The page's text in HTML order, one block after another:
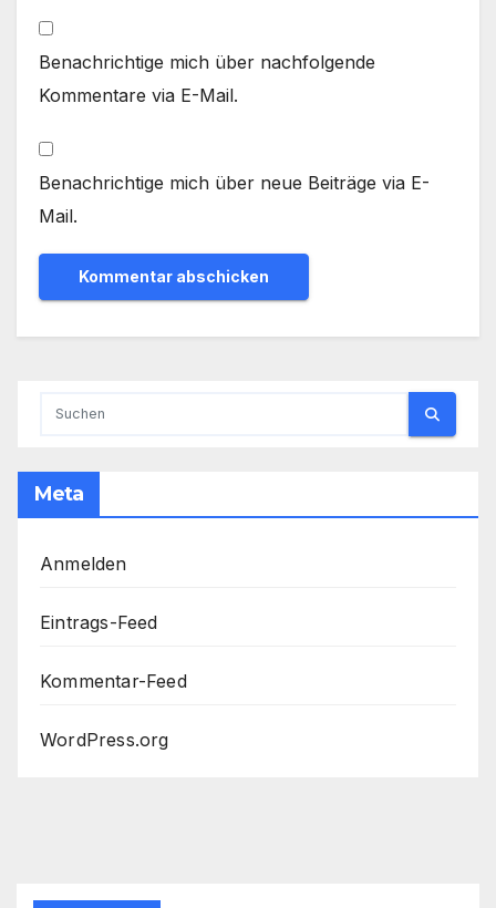
Benachrichtige mich über nachfolgende
Kommentare via E-Mail.
Benachrichtige mich über neue Beiträge via E-
Mail.
Meta
Anmelden
Eintrags-Feed
Kommentar-Feed
WordPress.org